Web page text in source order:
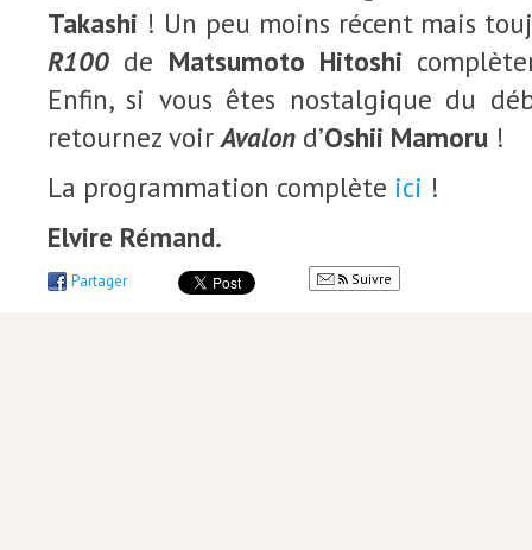
Takashi ! Un peu moins récent mais
R100 de Matsumoto Hitoshi
Enfin, si vous êtes nostalgique du
retournez voirAvalon d’Oshii Mamoru !
La programmation complète ici !
Elvire Rémand.
Partager Suivre